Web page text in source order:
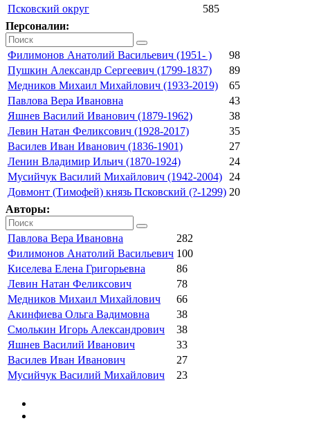
Псковский округ
585
Персоналии:
Филимонов Анатолий Васильевич (1951- )
98
Пушкин Александр Сергеевич (1799-1837)
89
Медников Михаил Михайлович (1933-2019)
65
Павлова Вера Ивановна
43
Яшнев Василий Иванович (1879-1962)
38
Левин Натан Феликсович (1928-2017)
35
Василев Иван Иванович (1836-1901)
27
Ленин Владимир Ильич (1870-1924)
24
Мусийчук Василий Михайлович (1942-2004)
24
Довмонт (Тимофей) князь Псковский (?-1299) 20
Авторы:
Павлова Вера Ивановна
282
Филимонов Анатолий Васильевич 100
Киселева Елена Григорьевна
86
Левин Натан Феликсович
78
Медников Михаил Михайлович
66
Акинфиева Ольга Вадимовна
38
Смолькин Игорь Александрович
38
Яшнев Василий Иванович
33
Василев Иван Иванович
27
Мусийчук Василий Михайлович
23